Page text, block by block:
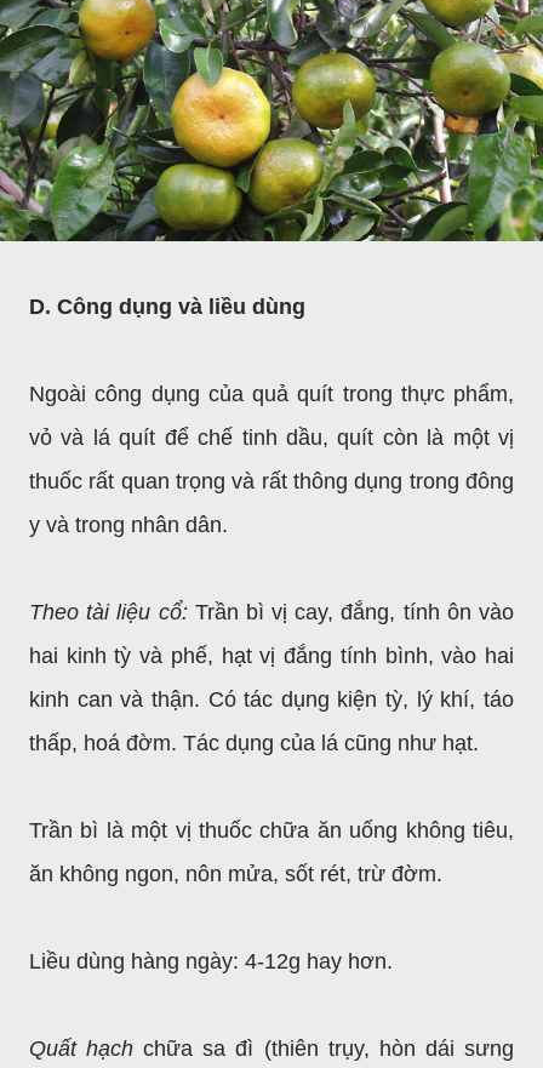
D. Công dụng và liều dùng
Ngoài công dụng của quả quít trong thực phẩm,
vỏ và lá quít để chế tinh dầu, quít còn là một vị
thuốc rất quan trọng và rất thông dụng trong đông
y và trong nhân dân.
Theo tài liệu cổ:Trần bì vị cay, đắng, tính ôn vào
hai kinh tỳ và phế, hạt vị đắng tính bình, vào hai
kinh can và thận. Có tác dụng kiện tỳ, lý khí, táo
thấp, hoá đờm. Tác dụng của lá cũng như hạt.
Trần bì là một vị thuốc chữa ăn uống không tiêu,
ăn không ngon, nôn mửa, sốt rét, trừ đờm.
Liều dùng hàng ngày: 4-12g hay hơn.
Quất hạch chữa sa đì (thiên trụy, hòn dái sưng